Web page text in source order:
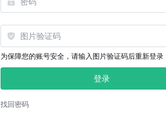
为保障您的账号安全，请输入图片验证码后重新登录
找回密码